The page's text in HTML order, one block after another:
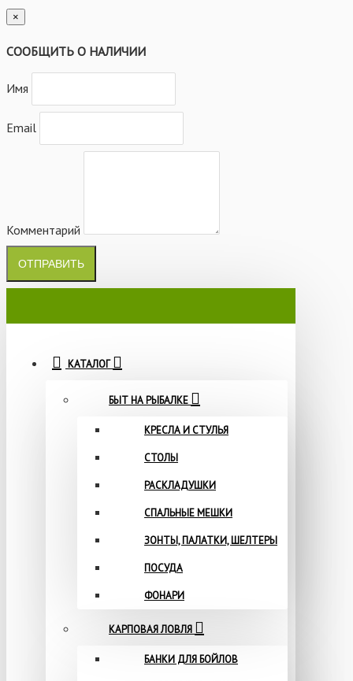
×
СООБЩИТЬ О НАЛИЧИИ
Имя
Email
Комментарий
ОТПРАВИТЬ
КАТАЛОГ
БЫТ НА РЫБАЛКЕ
КРЕСЛА И СТУЛЬЯ
СТОЛЫ
РАСКЛАДУШКИ
СПАЛЬНЫЕ МЕШКИ
ЗОНТЫ, ПАЛАТКИ, ШЕЛТЕРЫ
ПОСУДА
ФОНАРИ
КАРПОВАЯ ЛОВЛЯ
БАНКИ ДЛЯ БОЙЛОВ